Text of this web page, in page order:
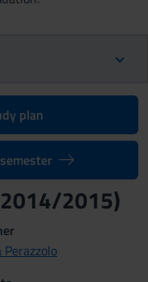
plan
2015)
Perazzolo